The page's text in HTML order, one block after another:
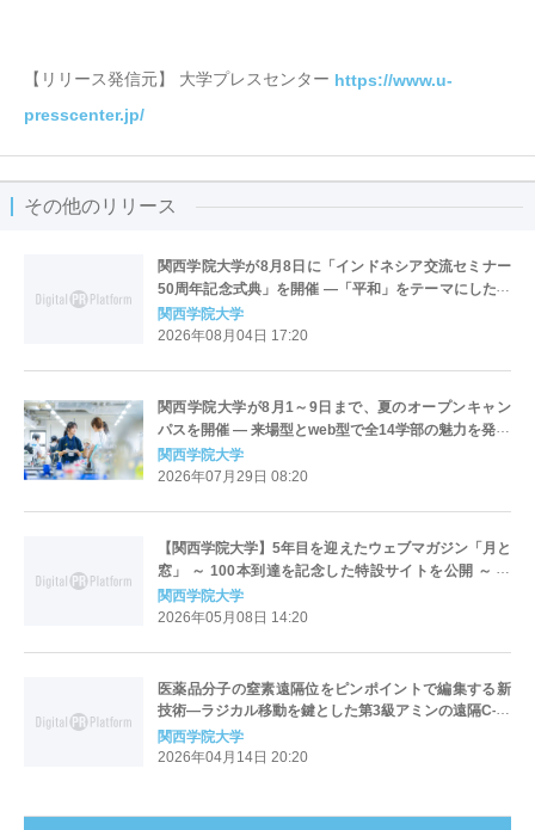
【リリース発信元】 大学プレスセンター https://www.u-
presscenter.jp/
その他のリリース
関西学院大学が8月8日に「インドネシア交流セミナー
50周年記念式典」を開催 ―「平和」をテーマにした基
調講演やパネルディスカッション、過去の参加者によ
る発表などを実施【取材申込受付中】
関西学院大学
2026年08月04日 17:20
関西学院大学が8月1～9日まで、夏のオープンキャン
パスを開催 ― 来場型とweb型で全14学部の魅力を発信
関西学院大学
2026年07月29日 08:20
【関西学院大学】5年目を迎えたウェブマガジン「月と
窓」 ～ 100本到達を記念した特設サイトを公開 ～ 卒
業生（井戸川射子、田口壮、永島優美、松永K三蔵）
によるおすすめ記事紹介も
関西学院大学
2026年05月08日 14:20
医薬品分子の窒素遠隔位をピンポイントで編集する新
技術―ラジカル移動を鍵とした第3級アミンの遠隔C–H
官能基化―
関西学院大学
2026年04月14日 20:20